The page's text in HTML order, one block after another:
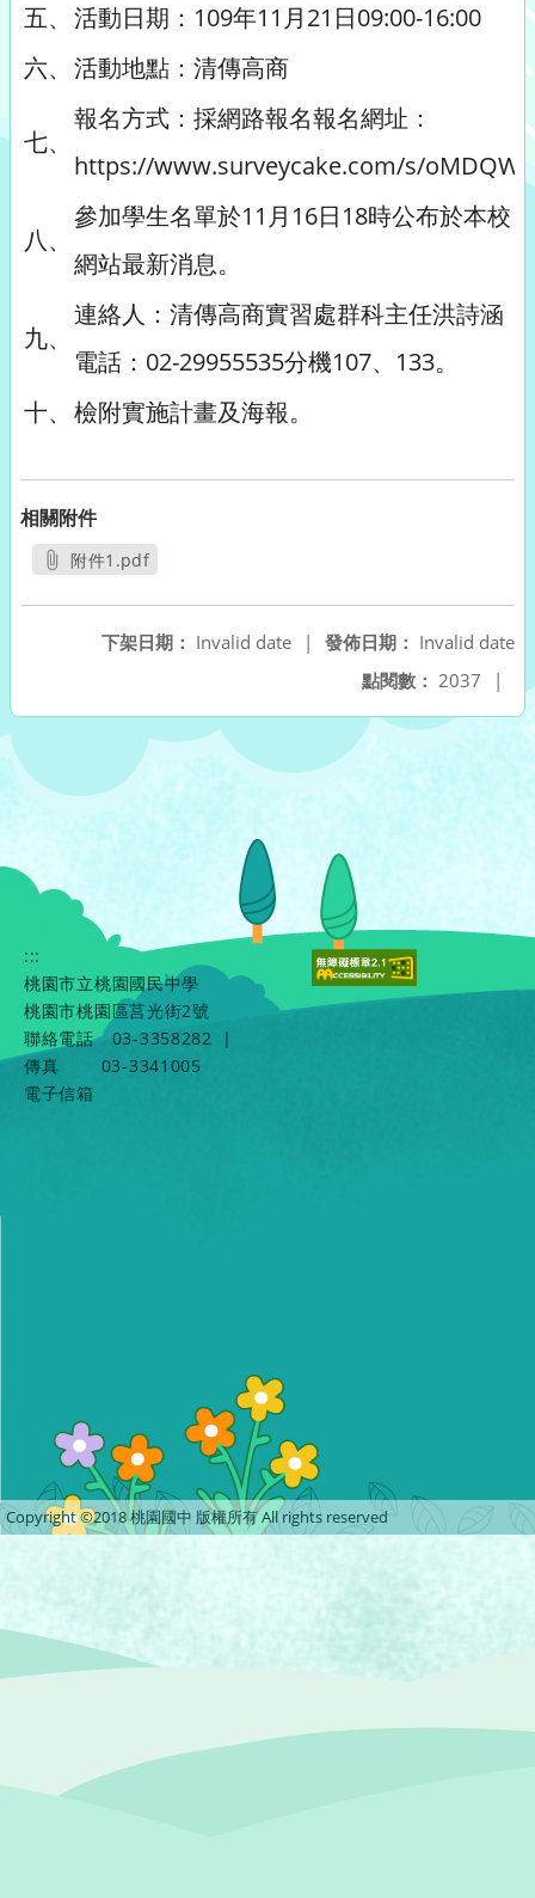
五、 活動日期：109年11月21日09:00-16:00
六、 活動地點：清傳高商
七、
報名方式：採網路報名報名網址：
https://www.surveycake.com/s/oMDQW
八、
參加學生名單於11月16日18時公布於本校
網站最新消息。
九、
連絡人：清傳高商實習處群科主任洪詩涵
電話：02-29955535分機107、133。
十、 檢附實施計畫及海報。
相關附件
附件1.pdf
發佈日期： Invalid date
下架日期： Invalid date
|
點閱數： 2037 |
:::
桃園市立桃園國民中學
桃園市桃園區莒光街2號
聯絡電話
03-3358282
|
傳真
03-3341005
電子信箱
Copyright ©2018 桃園國中 版權所有 All rights reserved